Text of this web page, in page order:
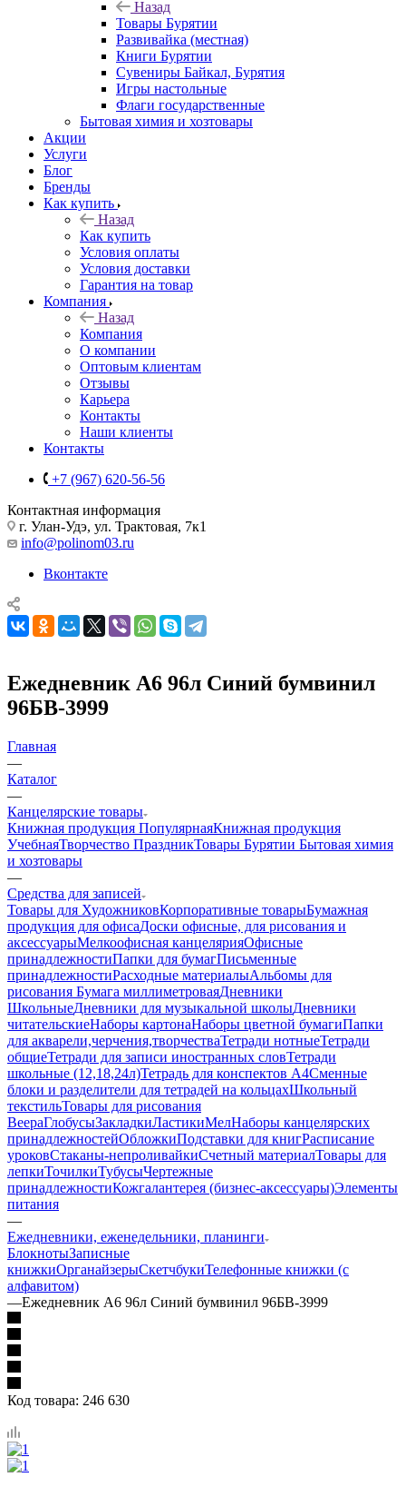
Назад
Товары Бурятии
Развивайка (местная)
Книги Бурятии
Сувениры Байкал, Бурятия
Игры настольные
Флаги государственные
Бытовая химия и хозтовары
Акции
Услуги
Блог
Бренды
Как купить
Назад
Как купить
Условия оплаты
Условия доставки
Гарантия на товар
Компания
Назад
Компания
О компании
Оптовым клиентам
Отзывы
Карьера
Контакты
Наши клиенты
Контакты
+7 (967) 620-56-56
Контактная информация
г. Улан-Удэ, ул. Трактовая, 7к1
info@polinom03.ru
Вконтакте
Ежедневник А6 96л Синий бумвинил
96БВ-3999
Главная
—
Каталог
—
Канцелярские товары
Книжная продукция ПопулярнаяКнижная продукция
УчебнаяТворчество ПраздникТовары Бурятии Бытовая химия
и хозтовары
—
Средства для записей
Товары для ХудожниковКорпоративные товарыБумажная
продукция для офисаДоски офисные, для рисования и
аксессуарыМелкоофисная канцелярияОфисные
принадлежностиПапки для бумагПисьменные
принадлежностиРасходные материалыАльбомы для
рисования Бумага миллиметроваяДневники
ШкольныеДневники для музыкальной школыДневники
читательскиеНаборы картонаНаборы цветной бумагиПапки
для акварели,черчения,творчестваТетради нотныеТетради
общиеТетради для записи иностранных словТетради
школьные (12,18,24л)Тетрадь для конспектов А4Сменные
блоки и разделители для тетрадей на кольцахШкольный
текстильТовары для рисования
ВеераГлобусыЗакладкиЛастикиМелНаборы канцелярских
принадлежностейОбложкиПодставки для книгРасписание
уроковСтаканы-непроливайкиСчетный материалТовары для
лепкиТочилкиТубусыЧертежные
принадлежностиКожгалантерея (бизнес-аксессуары)Элементы
питания
—
Ежедневники, еженедельники, планинги
БлокнотыЗаписные
книжкиОрганайзерыСкетчбукиТелефонные книжки (с
алфавитом)
—Ежедневник А6 96л Синий бумвинил 96БВ-3999
Код товара: 246 630